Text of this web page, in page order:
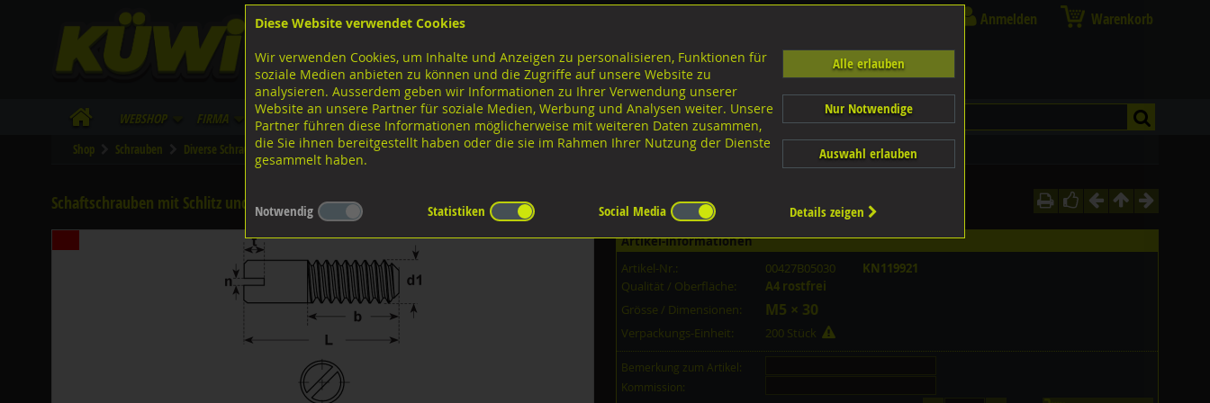
Lagerstrasse 8
Tel. 043 455 20 30
FB
IG
WebShop Firma Lieferinfo Infos/Downloads
Anmelden Warenkorb
Shop Schrauben Diverse Schrauben M-Gewinde Diverse Ausführungen M-Gewinde Schaftschrauben A4 rostfrei
Schaftschrauben mit Schlitz und Kegelkuppe, DIN427 ISO2342 A4 rostfrei M5x30
Artikel-Informationen
Artikel-Nr.:
00427B05030
KN119921
Qualität / Oberfläche:
A4 rostfrei
Grösse / Dimensionen:
M5 × 30
Verpackungs-Einheit: 200 Stück
Bemerkung zum Artikel:
Kommission:
Diese Website verwendet Cookies
Wir verwenden Cookies, um Inhalte und Anzeigen zu personalisieren, Funktionen für
soziale Medien anbieten zu können und die Zugriffe auf unsere Website zu
analysieren. Ausserdem geben wir Informationen zu Ihrer Verwendung unserer
Website an unsere Partner für soziale Medien, Werbung und Analysen weiter. Unsere
Partner führen diese Informationen möglicherweise mit weiteren Daten zusammen,
die Sie ihnen bereitgestellt haben oder die sie im Rahmen Ihrer Nutzung der Dienste
gesammelt haben.
Alle erlauben
Nur Notwendige
Auswahl erlauben
Notwendig Statistiken Social Media Details zeigen